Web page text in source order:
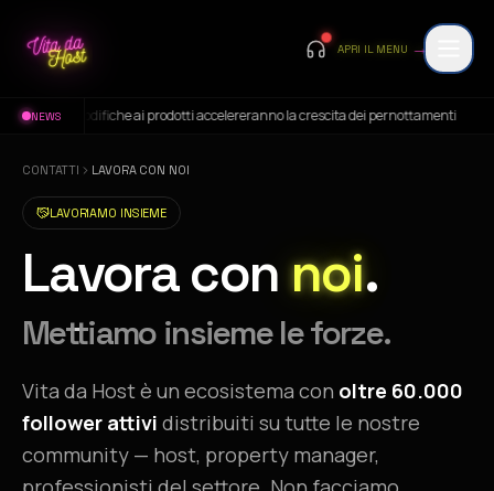
APRI IL MENU →
NEWS
le modifiche ai prodotti accelereranno la crescita dei pernottamenti
CONTATTI LAVORA CON NOI
LAVORIAMO INSIEME
Lavora connoi.
Mettiamo insieme le forze.
Vita da Host è un ecosistema con oltre 60.000
follower attivi distribuiti su tutte le nostre
community — host, property manager,